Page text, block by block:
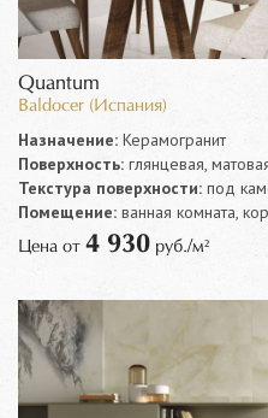
Quantum
Baldocer (Испания)
Назначение: Керамогранит
Поверхность: глянцевая,
Текстура поверхности: под
Помещение: ванная комната,
Цена от 4 930 руб./м²